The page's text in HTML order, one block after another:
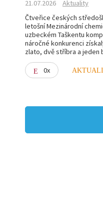
21.07.2026
Aktuality
Čtveřice českých
letošní Mezinárodní
uzbeckém Taškentu
náročné konkurenci
zlato, dvě stříbra a jeden
0x